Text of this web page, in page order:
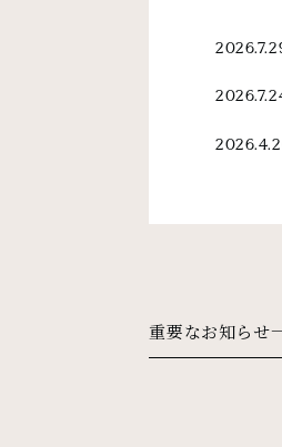
重要なお知らせ